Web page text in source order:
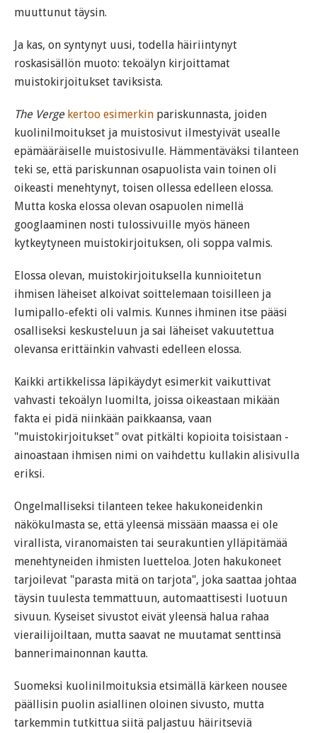
muuttunut täysin.
Ja kas, on syntynyt uusi, todella häiriintynyt
roskasisällön muoto: tekoälyn kirjoittamat
muistokirjoitukset taviksista.
The Verge kertoo esimerkin pariskunnasta, joiden
kuolinilmoitukset ja muistosivut ilmestyivät usealle
epämääräiselle muistosivulle. Hämmentäväksi tilanteen
teki se, että pariskunnan osapuolista vain toinen oli
oikeasti menehtynyt, toisen ollessa edelleen elossa.
Mutta koska elossa olevan osapuolen nimellä
googlaaminen nosti tulossivuille myös häneen
kytkeytyneen muistokirjoituksen, oli soppa valmis.
Elossa olevan, muistokirjoituksella kunnioitetun
ihmisen läheiset alkoivat soittelemaan toisilleen ja
lumipallo-efekti oli valmis. Kunnes ihminen itse pääsi
osalliseksi keskusteluun ja sai läheiset vakuutettua
olevansa erittäinkin vahvasti edelleen elossa.
Kaikki artikkelissa läpikäydyt esimerkit vaikuttivat
vahvasti tekoälyn luomilta, joissa oikeastaan mikään
fakta ei pidä niinkään paikkaansa, vaan
"muistokirjoitukset" ovat pitkälti kopioita toisistaan -
ainoastaan ihmisen nimi on vaihdettu kullakin alisivulla
eriksi.
Ongelmalliseksi tilanteen tekee hakukoneidenkin
näkökulmasta se, että yleensä missään maassa ei ole
virallista, viranomaisten tai seurakuntien ylläpitämää
menehtyneiden ihmisten luetteloa. Joten hakukoneet
tarjoilevat "parasta mitä on tarjota", joka saattaa johtaa
täysin tuulesta temmattuun, automaattisesti luotuun
sivuun. Kyseiset sivustot eivät yleensä halua rahaa
vierailijoiltaan, mutta saavat ne muutamat senttinsä
bannerimainonnan kautta.
Suomeksi kuolinilmoituksia etsimällä kärkeen nousee
päällisin puolin asiallinen oloinen sivusto, mutta
tarkemmin tutkittua siitä paljastuu häiritseviä